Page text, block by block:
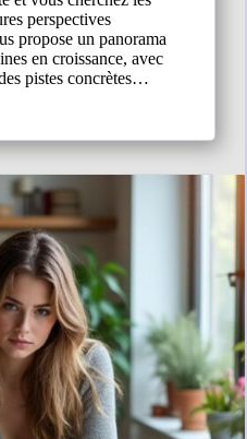
perspectives
propose un panorama
en croissance, avec
pistes concrètes…